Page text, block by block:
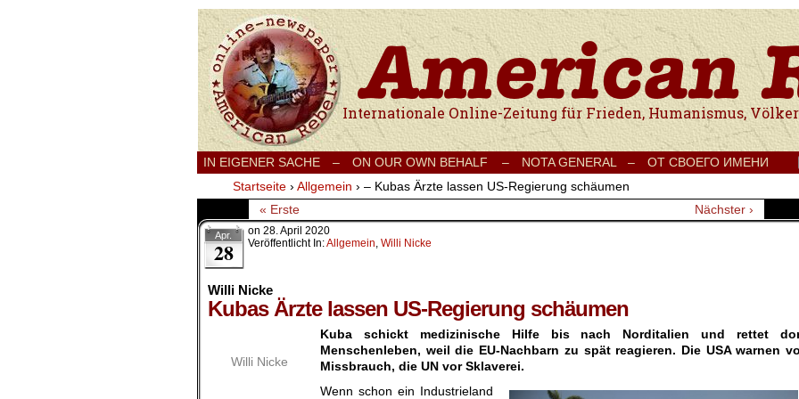
Internationale Onlinezeitung für Frieden, Humanismus, Völkerverständigung und
IN EIGENER SACHE – ON OUR OWN BEHALF – NOTA GENERAL – ОТ СВОЕГО ИМЕНИ
Startseite › Allgemein › – Kubas Ärzte lassen US-Regierung schäumen
« Erste
Nächster ›
Apr.
28
on 28. April 2020
Veröffentlicht In:Allgemein, Willi Nicke
Willi Nicke
Kubas Ärzte lassen US-Regierung schäumen
Willi Nicke
Kuba schickt medizinische Hilfe bis nach Norditalien und rettet
Menschenleben, weil die EU-Nachbarn zu spät reagieren. Die USA warnen
Missbrauch, die UN vor Sklaverei.
Wenn schon ein Industrieland